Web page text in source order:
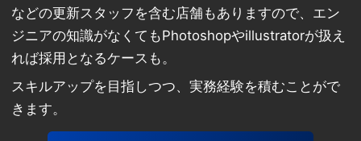
などの更新スタッフを含む店舗もありますので、エン
ジニアの知識がなくてもPhotoshopやillustratorが扱え
れば採用となるケースも。
スキルアップを目指しつつ、実務経験を積むことがで
きます。